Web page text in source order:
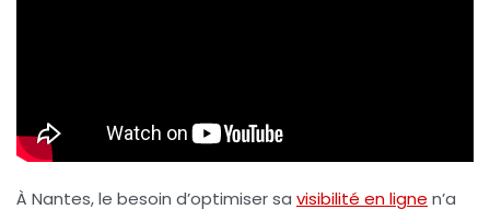
À Nantes, le besoin d’optimiser sa visibilité en ligne n’a